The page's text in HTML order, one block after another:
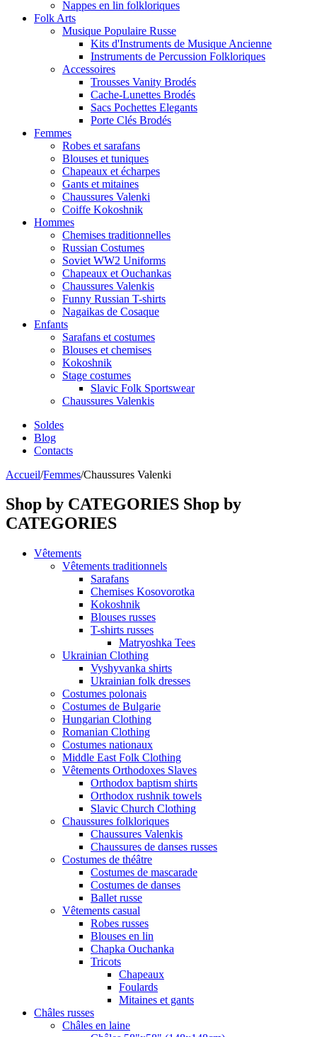
Nappes en lin folkloriques
Folk Arts
Musique Populaire Russe
Kits d'Instruments de Musique Ancienne
Instruments de Percussion Folkloriques
Accessoires
Trousses Vanity Brodés
Cache-Lunettes Brodés
Sacs Pochettes Elegants
Porte Clés Brodés
Femmes
Robes et sarafans
Blouses et tuniques
Chapeaux et écharpes
Gants et mitaines
Chaussures Valenki
Coiffe Kokoshnik
Hommes
Chemises traditionnelles
Russian Costumes
Soviet WW2 Uniforms
Chapeaux et Ouchankas
Chaussures Valenkis
Funny Russian T-shirts
Nagaikas de Cosaque
Enfants
Sarafans et costumes
Blouses et chemises
Kokoshnik
Stage costumes
Slavic Folk Sportswear
Chaussures Valenkis
Soldes
Blog
Contacts
Accueil/Femmes/Chaussures Valenki
Shop by CATEGORIES Shop by
CATEGORIES
Vêtements
Vêtements traditionnels
Sarafans
Chemises Kosovorotka
Kokoshnik
Blouses russes
T-shirts russes
Matryoshka Tees
Ukrainian Clothing
Vyshyvanka shirts
Ukrainian folk dresses
Costumes polonais
Costumes de Bulgarie
Hungarian Clothing
Romanian Clothing
Costumes nationaux
Middle East Folk Clothing
Vêtements Orthodoxes Slaves
Orthodox baptism shirts
Orthodox rushnik towels
Slavic Church Clothing
Chaussures folkloriques
Chaussures Valenkis
Chaussures de danses russes
Costumes de théâtre
Costumes de mascarade
Costumes de danses
Ballet russe
Vêtements casual
Robes russes
Blouses en lin
Chapka Ouchanka
Tricots
Chapeaux
Foulards
Mitaines et gants
Châles russes
Châles en laine